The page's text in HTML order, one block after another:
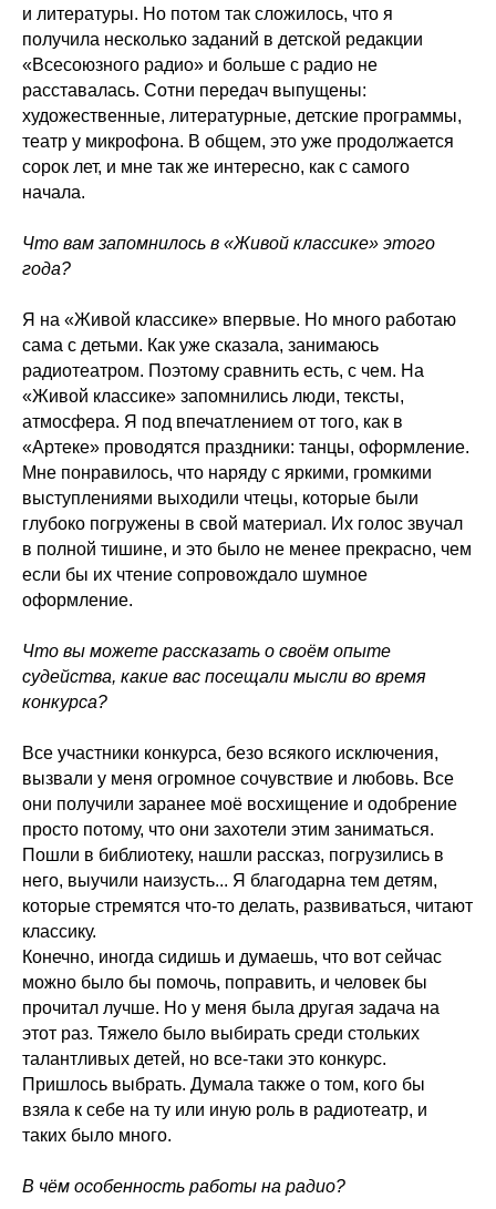
и литературы. Но потом так сложилось, что я
получила несколько заданий в детской редакции
«Всесоюзного радио» и больше с радио не
расставалась. Сотни передач выпущены:
художественные, литературные, детские программы,
театр у микрофона. В общем, это уже продолжается
сорок лет, и мне так же интересно, как с самого
начала.
Что вам запомнилось в «Живой классике» этого
года?
Я на «Живой классике» впервые. Но много работаю
сама с детьми. Как уже сказала, занимаюсь
радиотеатром. Поэтому сравнить есть, с чем. На
«Живой классике» запомнились люди, тексты,
атмосфера. Я под впечатлением от того, как в
«Артеке» проводятся праздники: танцы, оформление.
Мне понравилось, что наряду с яркими, громкими
выступлениями выходили чтецы, которые были
глубоко погружены в свой материал. Их голос звучал
в полной тишине, и это было не менее прекрасно, чем
если бы их чтение сопровождало шумное
оформление.
Что вы можете рассказать о своём опыте
судейства, какие вас посещали мысли во время
конкурса?
Все участники конкурса, безо всякого исключения,
вызвали у меня огромное сочувствие и любовь. Все
они получили заранее моё восхищение и одобрение
просто потому, что они захотели этим заниматься.
Пошли в библиотеку, нашли рассказ, погрузились в
него, выучили наизусть... Я благодарна тем детям,
которые стремятся что-то делать, развиваться, читают
классику.
Конечно, иногда сидишь и думаешь, что вот сейчас
можно было бы помочь, поправить, и человек бы
прочитал лучше. Но у меня была другая задача на
этот раз. Тяжело было выбирать среди стольких
талантливых детей, но все-таки это конкурс.
Пришлось выбрать. Думала также о том, кого бы
взяла к себе на ту или иную роль в радиотеатр, и
таких было много.
В чём особенность работы на радио?